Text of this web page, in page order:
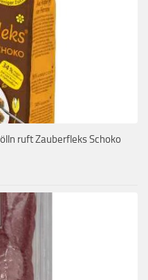
ruft Zauberfleks Schoko